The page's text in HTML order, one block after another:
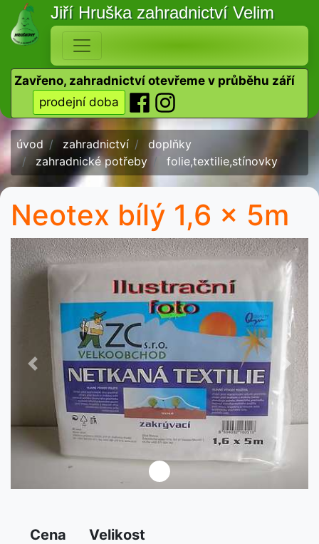
Jiří Hruška zahradnictví Velim
Zavřeno, zahradnictví otevřeme v průběhu září
prodejní doba
úvod zahradnictví
doplňky
zahradnické potřeby
folie,textilie,stínovky
Neotex bílý 1,6 x 5m
Předchozí Další
Cena
Velikost